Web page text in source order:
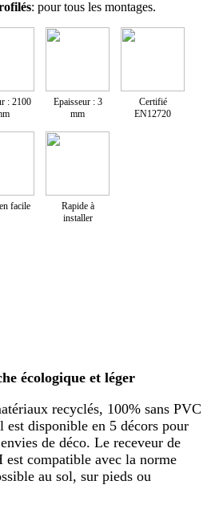
: pour tous les montages.
: 2100
Epaisseur : 3
mm
Certifié
EN12720
facile
Rapide à
installer
écologique et léger
recyclés, 100% sans PVC
disponible en 5 décors pour
de déco. Le receveur de
compatible avec la norme
au sol, sur pieds ou